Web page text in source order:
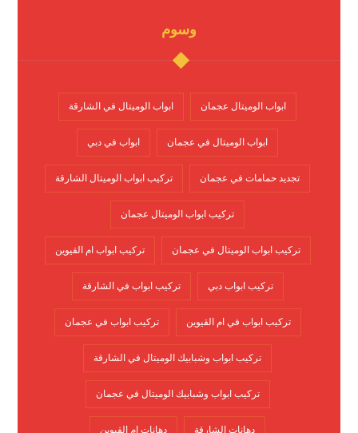
وسوم
ابواب الوميتال عجمان ابواب الوميتال في الشارقة
ابواب الوميتال في عجمان ابواب في دبي
تجديد حمامات في عجمان تركيب ابواب الوميتال الشارقة
تركيب ابواب الوميتال عجمان
تركيب ابواب الوميتال في عجمان تركيب ابواب ام القيوين
تركيب ابواب دبي تركيب ابواب في الشارقة
تركيب ابواب في ام القيوين تركيب ابواب في عجمان
تركيب ابواب وشبابيك الوميتال في الشارقة
تركيب ابواب وشبابيك الوميتال في عجمان
دهانات الشارقة دهانات ام القيوين